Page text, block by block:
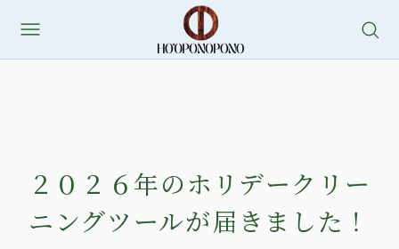
２０２６年のホリデークリー
ニングツールが届きました！